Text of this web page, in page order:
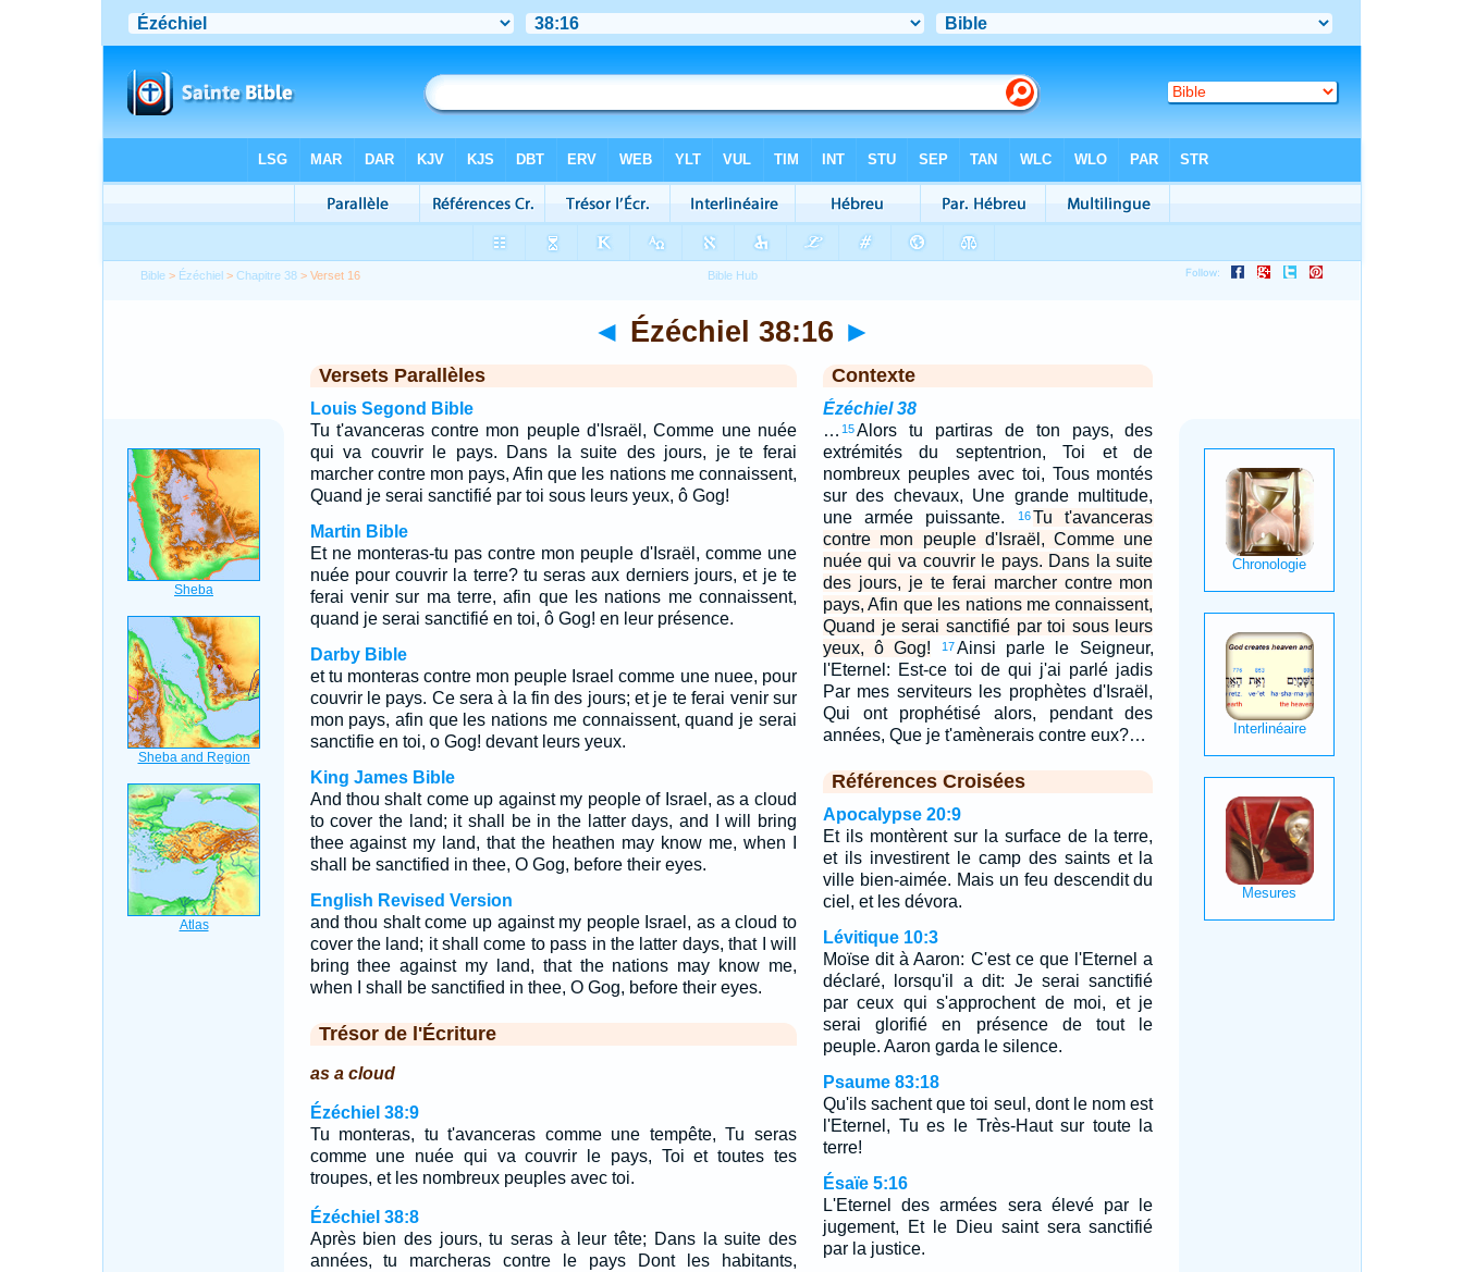
Bible > Ézéchiel >Chapitre 38 > Verset 16
◄ Ézéchiel 38:16 ►
Versets Parallèles
Louis Segond Bible
Tu t'avanceras contre mon peuple d'Israël, Comme une nuée
qui va couvrir le pays. Dans la suite des jours, je te ferai
marcher contre mon pays, Afin que les nations me connaissent,
Quand je serai sanctifié par toi sous leurs yeux, ô Gog!
Martin Bible
Et ne monteras-tu pas contre mon peuple d'Israël, comme une
nuée pour couvrir la terre? tu seras aux derniers jours, et je te
ferai venir sur ma terre, afin que les nations me connaissent,
quand je serai sanctifié en toi, ô Gog! en leur présence.
Darby Bible
et tu monteras contre mon peuple Israel comme une nuee, pour
couvrir le pays. Ce sera à la fin des jours; et je te ferai venir sur
mon pays, afin que les nations me connaissent, quand je serai
sanctifie en toi, o Gog! devant leurs yeux.
King James Bible
And thou shalt come up against my people of Israel, as a cloud
to cover the land; it shall be in the latter days, and I will bring
thee against my land, that the heathen may know me, when I
shall be sanctified in thee, O Gog, before their eyes.
English Revised Version
and thou shalt come up against my people Israel, as a cloud to
cover the land; it shall come to pass in the latter days, that I will
bring thee against my land, that the nations may know me,
when I shall be sanctified in thee, O Gog, before their eyes.
Trésor de l'Écriture
as a cloud
Ézéchiel 38:9
Tu monteras, tu t'avanceras comme une tempête, Tu seras
comme une nuée qui va couvrir le pays, Toi et toutes tes
troupes, et les nombreux peuples avec toi.
Ézéchiel 38:8
Après bien des jours, tu seras à leur tête; Dans la suite des
années, tu marcheras contre le pays Dont les habitants,
Contexte
Ézéchiel 38
… 15Alors tu partiras de ton pays, des
extrémités du septentrion, Toi et de
nombreux peuples avec toi, Tous montés
sur des chevaux, Une grande multitude,
une armée puissante.
16Tu t'avanceras
contre mon peuple d'Israël, Comme une
nuée qui va couvrir le pays. Dans la suite
des jours, je te ferai marcher contre mon
pays, Afin que les nations me connaissent,
Quand je serai sanctifié par toi sous leurs
yeux, ô Gog!
17Ainsi parle le Seigneur,
l'Eternel: Est-ce toi de qui j'ai parlé jadis
Par mes serviteurs les prophètes d'Israël,
Qui ont prophétisé alors, pendant des
années, Que je t'amènerais contre eux?…
Références Croisées
Apocalypse 20:9
Et ils montèrent sur la surface de la terre,
et ils investirent le camp des saints et la
ville bien-aimée. Mais un feu descendit du
ciel, et les dévora.
Lévitique 10:3
Moïse dit à Aaron: C'est ce que l'Eternel a
déclaré, lorsqu'il a dit: Je serai sanctifié
par ceux qui s'approchent de moi, et je
serai glorifié en présence de tout le
peuple. Aaron garda le silence.
Psaume 83:18
Qu'ils sachent que toi seul, dont le nom est
l'Eternel, Tu es le Très-Haut sur toute la
terre!
Ésaïe 5:16
L'Eternel des armées sera élevé par le
jugement, Et le Dieu saint sera sanctifié
par la justice.